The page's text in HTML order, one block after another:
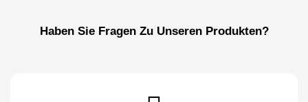
Haben Sie Fragen Zu Unseren Produkten?